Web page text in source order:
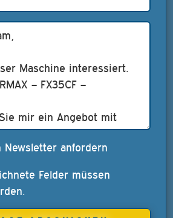
Newsletter anfordern
Felder müssen